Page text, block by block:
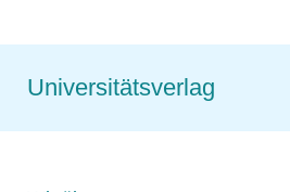
Universitätsverlag